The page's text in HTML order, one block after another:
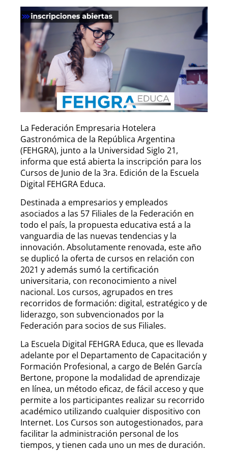
La Federación Empresaria Hotelera
Gastronómica de la República Argentina
(FEHGRA), junto a la Universidad Siglo 21,
informa que está abierta la inscripción para los
Cursos de Junio de la 3ra. Edición de la Escuela
Digital FEHGRA Educa.
Destinada a empresarios y empleados
asociados a las 57 Filiales de la Federación en
todo el país, la propuesta educativa está a la
vanguardia de las nuevas tendencias y la
innovación. Absolutamente renovada, este año
se duplicó la oferta de cursos en relación con
2021 y además sumó la certificación
universitaria, con reconocimiento a nivel
nacional. Los cursos, agrupados en tres
recorridos de formación: digital, estratégico y de
liderazgo, son subvencionados por la
Federación para socios de sus Filiales.
La Escuela Digital FEHGRA Educa, que es llevada
adelante por el Departamento de Capacitación y
Formación Profesional, a cargo de Belén García
Bertone, propone la modalidad de aprendizaje
en línea, un método eficaz, de fácil acceso y que
permite a los participantes realizar su recorrido
académico utilizando cualquier dispositivo con
Internet. Los Cursos son autogestionados, para
facilitar la administración personal de los
tiempos, y tienen cada uno un mes de duración.